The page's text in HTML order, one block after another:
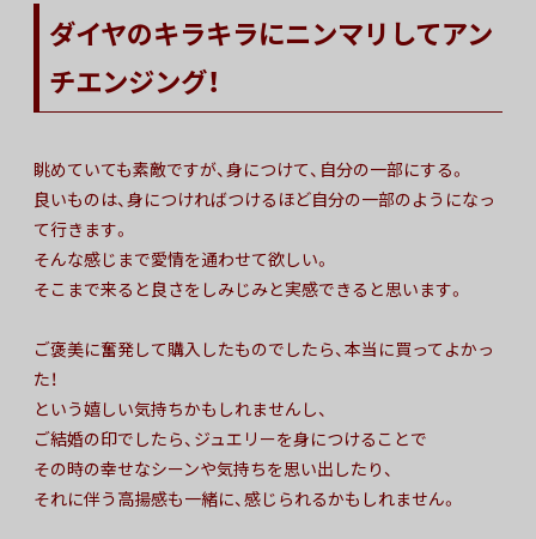
ダイヤのキラキラにニンマリしてアン
チエンジング！
眺めていても素敵ですが、身につけて、自分の一部にする。
良いものは、身につければつけるほど自分の一部のようになっ
て行きます。
そんな感じまで愛情を通わせて欲しい。
そこまで来ると良さをしみじみと実感できると思います。
ご褒美に奮発して購入したものでしたら、本当に買ってよかっ
た！
という嬉しい気持ちかもしれませんし、
ご結婚の印でしたら、ジュエリーを身につけることで
その時の幸せなシーンや気持ちを思い出したり、
それに伴う高揚感も一緒に、感じられるかもしれません。